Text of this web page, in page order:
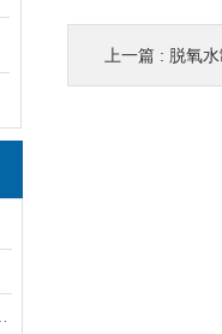
上一篇 : 脱氧